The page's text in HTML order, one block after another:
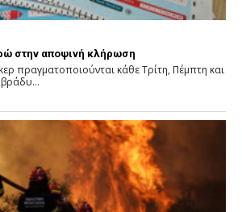
στην αποψινή κλήρωση
πραγματοποιούνται κάθε Τρίτη, Πέμπτη και
βράδυ...